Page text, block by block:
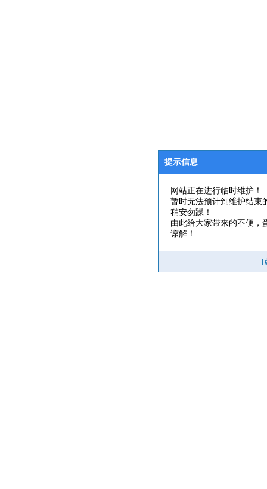
提示信息
网站正在进行临时维护！
暂时无法预计到维护结束
稍安勿躁！
由此给大家带来的不便，
谅解！
[